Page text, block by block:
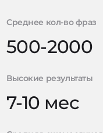
Среднее кол-во фраз
500-2000
Высокие результаты
7-10 мес